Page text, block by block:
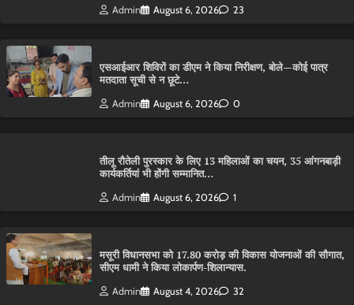
Admin August 6, 2026 23
एसआईआर शिविरों का डीएम ने किया निरीक्षण, बोले—कोई पात्र
मतदाता सूची से न छूटे…
Admin August 6, 2026 0
तीलू रौतेली पुरस्कार के लिए 13 महिलाओं का चयन, 35 आंगनबाड़ी
कार्यकर्तियां भी होंगी सम्मानित…
Admin August 6, 2026 1
मसूरी विधानसभा को 17.80 करोड़ की विकास योजनाओं की सौगात,
सीएम धामी ने किया लोकार्पण-शिलान्यास.
Admin August 4, 2026 32